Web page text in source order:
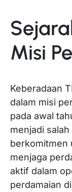
Misi
Keberadaan
dalam misi
pada awal
menjadi
berkomitmen
menjaga
aktif dalam
perdamaian